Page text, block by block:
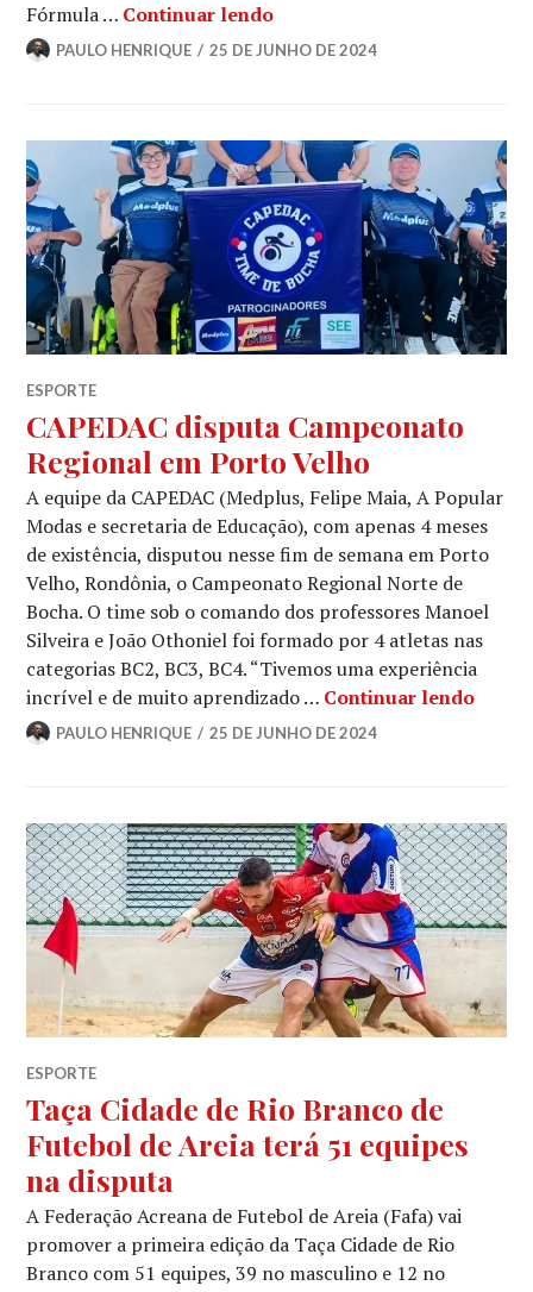
Fórmula … Continuar lendo
PAULO HENRIQUE 25 DE JUNHO DE 2024
ESPORTE
CAPEDAC disputa Campeonato
Regional em Porto Velho
A equipe da CAPEDAC (Medplus, Felipe Maia, A Popular
Modas e secretaria de Educação), com apenas 4 meses
de existência, disputou nesse fim de semana em Porto
Velho, Rondônia, o Campeonato Regional Norte de
Bocha. O time sob o comando dos professores Manoel
Silveira e João Othoniel foi formado por 4 atletas nas
categorias BC2, BC3, BC4. “Tivemos uma experiência
incrível e de muito aprendizado … Continuar lendo
PAULO HENRIQUE 25 DE JUNHO DE 2024
ESPORTE
Taça Cidade de Rio Branco de
Futebol de Areia terá 51 equipes
na disputa
A Federação Acreana de Futebol de Areia (Fafa) vai
promover a primeira edição da Taça Cidade de Rio
Branco com 51 equipes, 39 no masculino e 12 no